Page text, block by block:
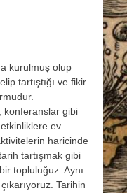
kurulmuş olup
tartıştığı ve fikir
konferanslar gibi
ev
haricinde
tartışmak gibi
topluluğuz. Aynı
Tarihin